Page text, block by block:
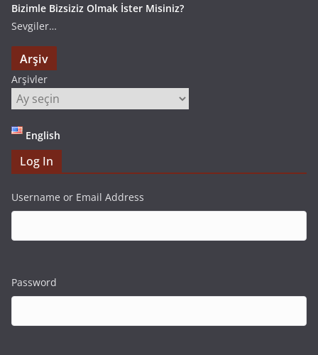
Bizimle Bizsiziz Olmak İster Misiniz?
Sevgiler…
Arşiv
Arşivler
English
Log In
Username or Email Address
Password